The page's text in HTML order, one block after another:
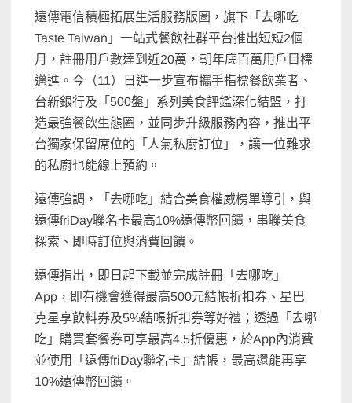
遠傳電信積極拓展生活服務版圖，旗下「去哪吃
Taste Taiwan」一站式餐飲社群平台推出短短2個
月，註冊用戶數達到近20萬，朝年底百萬用戶目標
邁進。今（11）日進一步宣布攜手指標餐飲業者、
台新銀行及「500盤」系列美食評鑑深化結盟，打
造最強餐飲生態圈，並同步升級服務內容，推出平
台獨家保留席位的「人氣私廚訂位」，讓一位難求
的私廚也能線上預約。
遠傳強調，「去哪吃」結合美食權威榜單導引，與
遠傳friDay聯名卡最高10%遠傳幣回饋，串聯美食
探索、即時訂位與消費回饋。
遠傳指出，即日起下載並完成註冊「去哪吃」
App，即有機會獲得最高500元結帳折扣券、星巴
克星享飲料券及5%結帳折扣券等好禮；透過「去哪
吃」購買套餐券可享最高4.5折優惠，於App內消費
並使用「遠傳friDay聯名卡」結帳，最高還能再享
10%遠傳幣回饋。